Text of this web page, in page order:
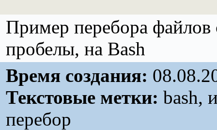
Пример перебора
пробелы, на Bash
Время создания:
Текстовые метки: bash,
перебор